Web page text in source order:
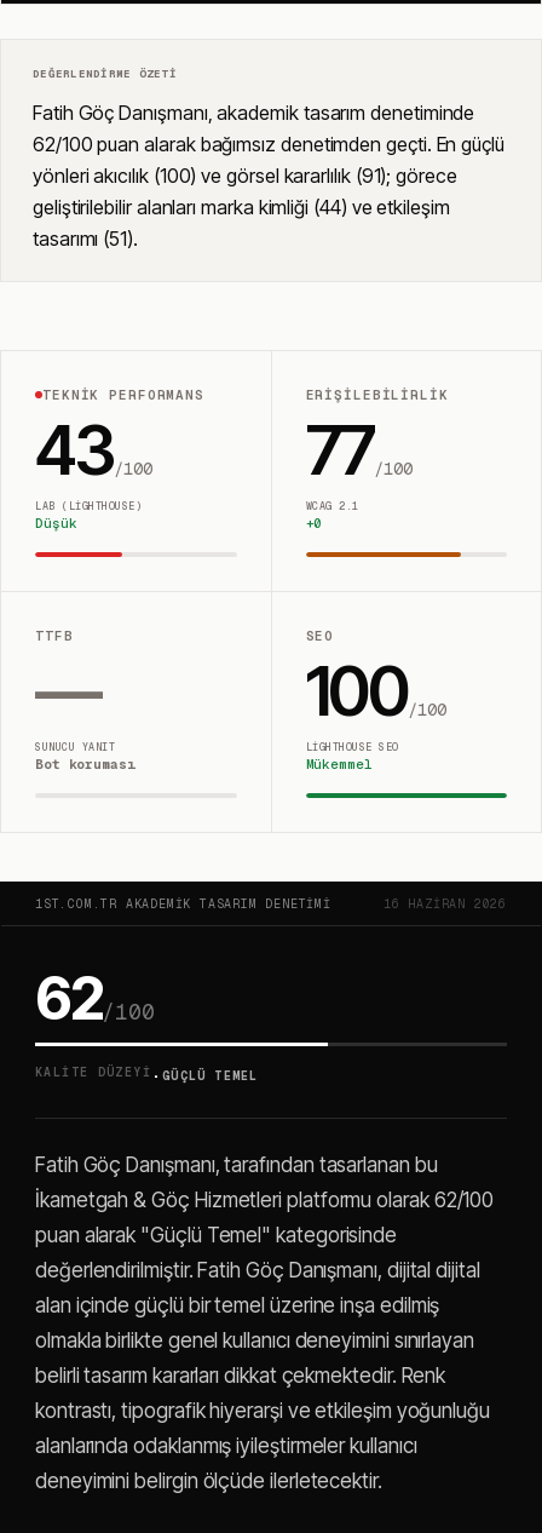
DEĞERLENDIRME ÖZETI
Fatih Göç Danışmanı, akademik tasarım denetiminde
62/100 puan alarak bağımsız denetimden geçti. En güçlü
yönleri akıcılık (100) ve görsel kararlılık (91); görece
geliştirilebilir alanları marka kimliği (44) ve etkileşim
tasarımı (51).
TEKNIK PERFORMANS
43/100
LAB (LIGHTHOUSE)
Düşük
ERIŞILEBILIRLIK
77/100
WCAG 2.1
+0
TTFB
—
SUNUCU YANIT
Bot koruması
SEO
100/100
LIGHTHOUSE SEO
Mükemmel
1ST.COM.TR AKADEMIK TASARIM DENETIMI 16 HAZIRAN 2026
62/100
KALITE DÜZEYI ·GÜÇLÜ TEMEL
Fatih Göç Danışmanı, tarafından tasarlanan bu
İkametgah & Göç Hizmetleri platformu olarak 62/100
puan alarak "Güçlü Temel" kategorisinde
değerlendirilmiştir. Fatih Göç Danışmanı, dijital dijital
alan içinde güçlü bir temel üzerine inşa edilmiş
olmakla birlikte genel kullanıcı deneyimini sınırlayan
belirli tasarım kararları dikkat çekmektedir. Renk
kontrastı, tipografik hiyerarşi ve etkileşim yoğunluğu
alanlarında odaklanmış iyileştirmeler kullanıcı
deneyimini belirgin ölçüde ilerletecektir.